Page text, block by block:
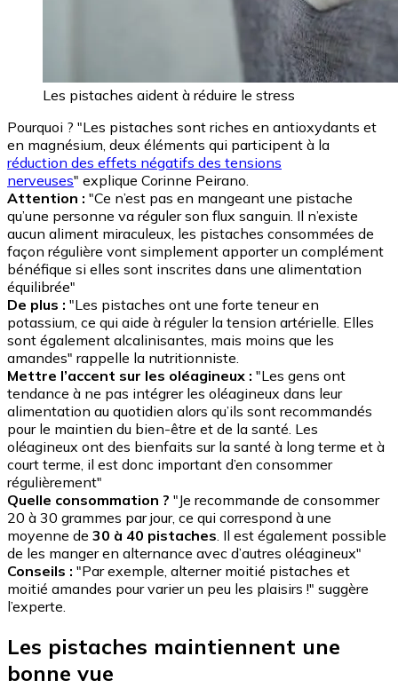
Les pistaches aident à réduire le stress
Pourquoi ? "Les pistaches sont riches en antioxydants et
en magnésium, deux éléments qui participent à la
réduction des effets négatifs des tensions
nerveuses" explique Corinne Peirano.
Attention : "Ce n’est pas en mangeant une pistache
qu’une personne va réguler son flux sanguin. Il n’existe
aucun aliment miraculeux, les pistaches consommées de
façon régulière vont simplement apporter un complément
bénéfique si elles sont inscrites dans une alimentation
équilibrée"
De plus : "Les pistaches ont une forte teneur en
potassium, ce qui aide à réguler la tension artérielle. Elles
sont également alcalinisantes, mais moins que les
amandes" rappelle la nutritionniste.
Mettre l’accent sur les oléagineux : "Les gens ont
tendance à ne pas intégrer les oléagineux dans leur
alimentation au quotidien alors qu’ils sont recommandés
pour le maintien du bien-être et de la santé. Les
oléagineux ont des bienfaits sur la santé à long terme et à
court terme, il est donc important d’en consommer
régulièrement"
Quelle consommation ? "Je recommande de consommer
20 à 30 grammes par jour, ce qui correspond à une
moyenne de 30 à 40 pistaches. Il est également possible
de les manger en alternance avec d’autres oléagineux"
Conseils : "Par exemple, alterner moitié pistaches et
moitié amandes pour varier un peu les plaisirs !" suggère
l’experte.
Les pistaches maintiennent une
bonne vue